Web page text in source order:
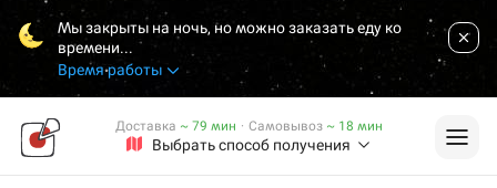
Мы закрыты на ночь, но можно заказать еду ко
времени...
Время работы
Выбрать способ получения
Доставка ~ 79 мин · Самовывоз ~ 18 мин